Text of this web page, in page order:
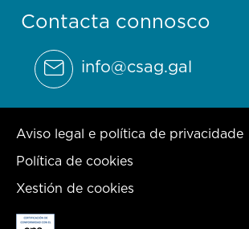
Contacta connosco
info@csag.gal
Aviso legal e política de privacidade
Política de cookies
Xestión de cookies